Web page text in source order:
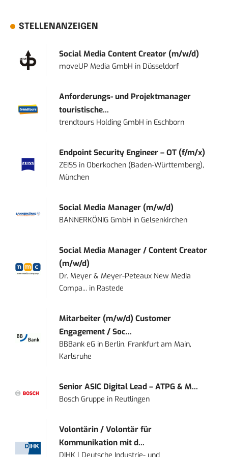
STELLENANZEIGEN
Social Media Content Creator (m/w/d)
moveUP Media GmbH in Düsseldorf
Anforderungs- und Projektmanager
touristische...
trendtours Holding GmbH in Eschborn
Endpoint Security Engineer – OT (f/m/x)
ZEISS inOberkochen (Baden-Württemberg),
München
Social Media Manager (m/w/d)
BANNERKÖNIG GmbH inGelsenkirchen
Social Media Manager / Content Creator
(m/w/d)
Dr. Meyer & Meyer-Peteaux New Media
Compa... in Rastede
Mitarbeiter (m/w/d) Customer
Engagement / Soc...
BBBank eG in Berlin, Frankfurt am Main,
Karlsruhe
Senior ASIC Digital Lead – ATPG & M...
Bosch Gruppe in Reutlingen
Volontärin / Volontär für
Kommunikation mit d...